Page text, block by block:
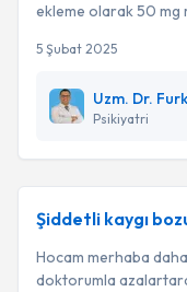
ekleme olarak 50 mg
5 Şubat 2025
Uzm. Dr.
Psikiyatri
Şiddetli kaygı
Hocam merhaba
doktorumla